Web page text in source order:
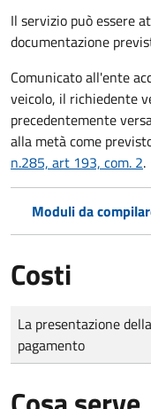
Il servizio può essere
documentazione
Comunicato all'ente
veicolo, il richiedente
precedentemente
alla metà come
n.285, art 193, com. 2.
Moduli da
Costi
Tipo di pagamento
Importo
La presentazione
pagamento